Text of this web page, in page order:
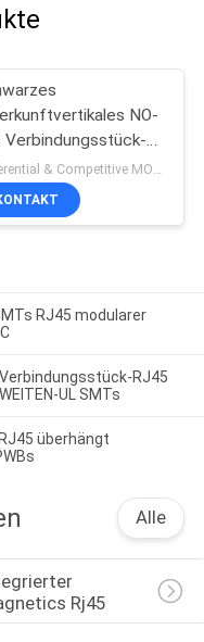
NO-
Verbindungsstück-
das Shell für
Router abschirmt
Preferential & Competitive MOQ:2000
RJ45 modularer
RJ45
UL SMTs
überhängt
Alle
Rj45